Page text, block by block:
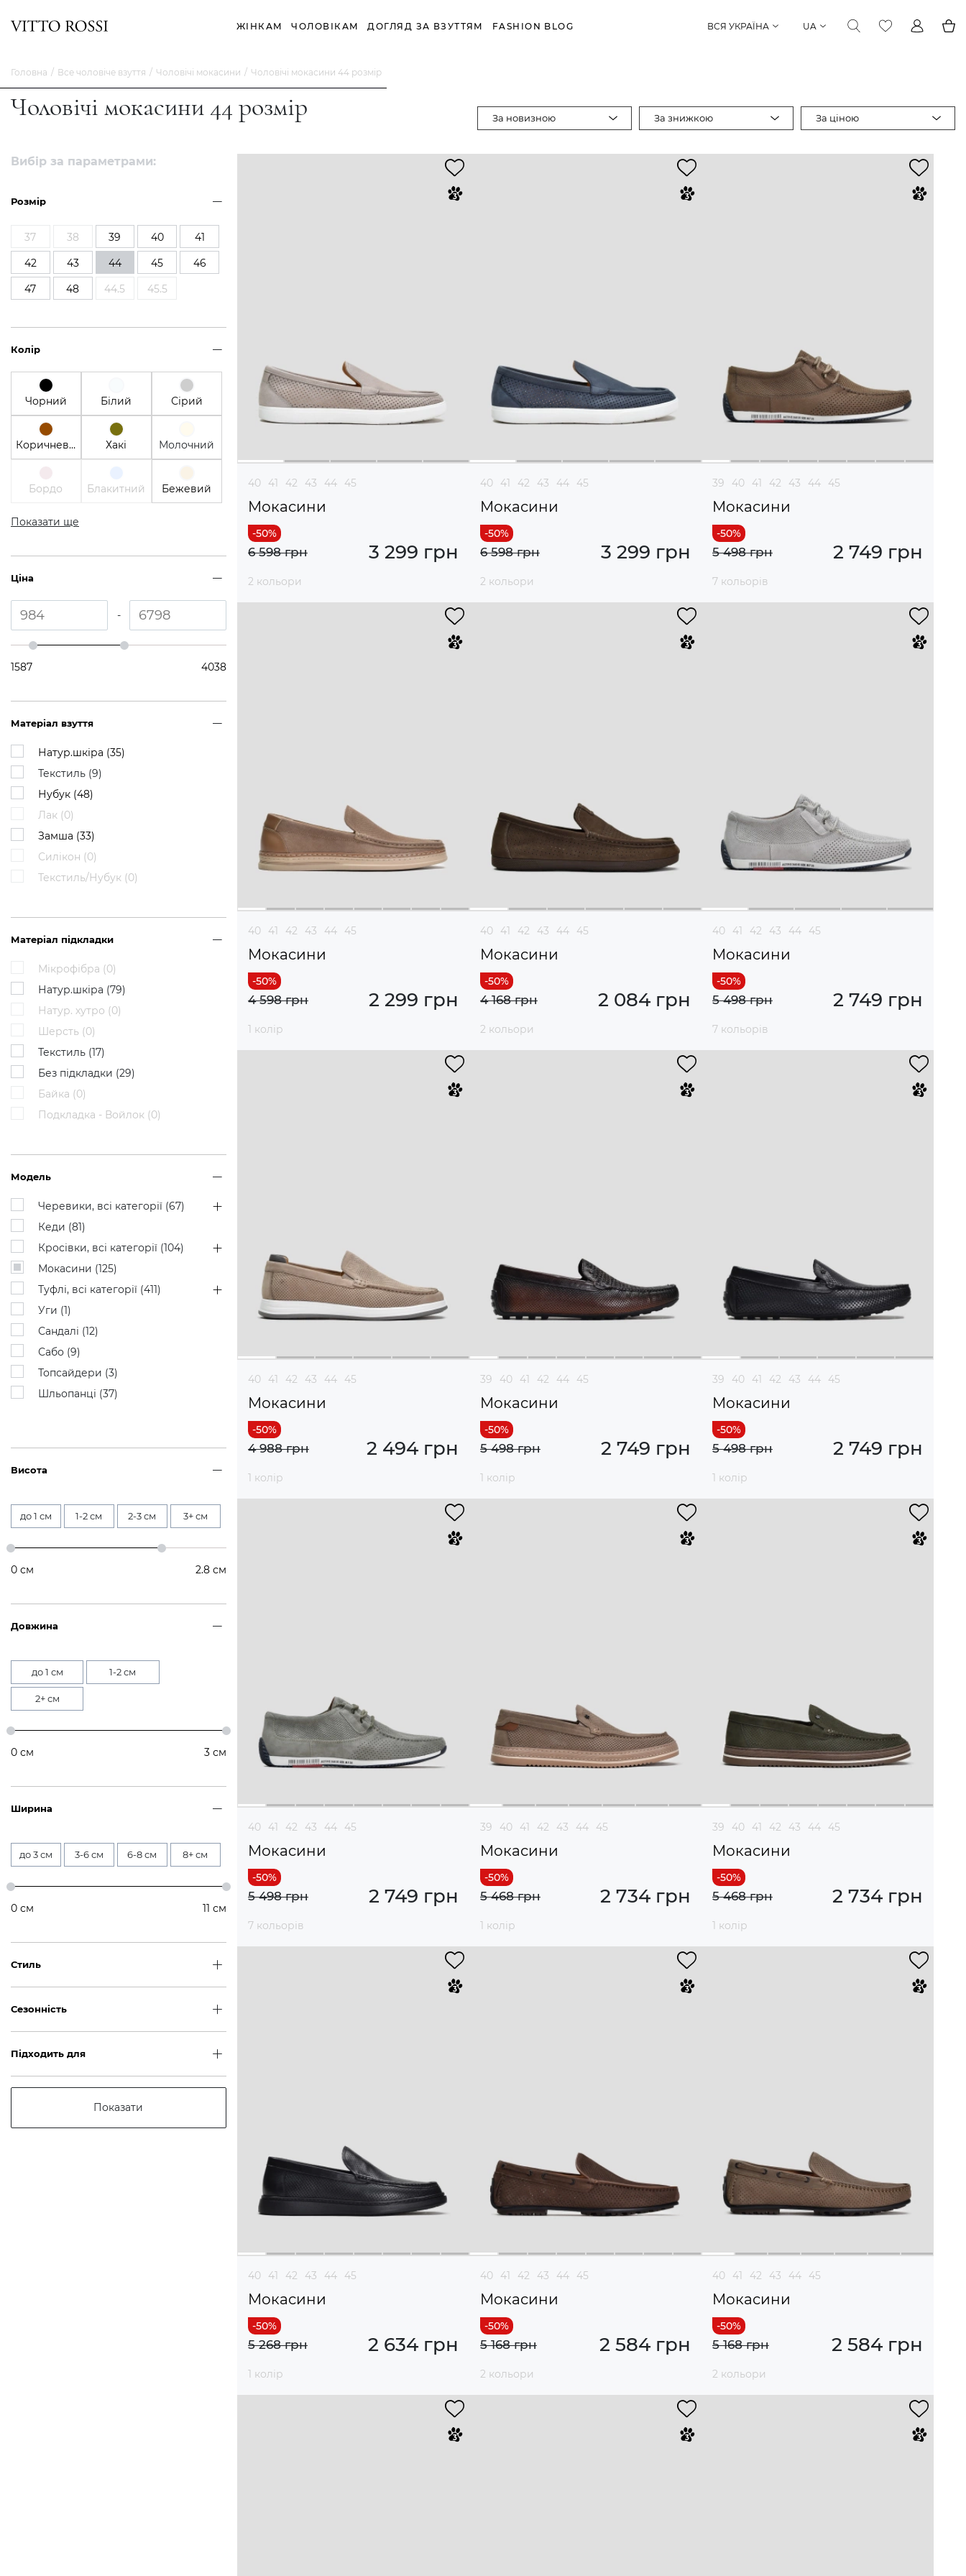
ЖІНКАМ ЧОЛОВІКАМ ДОГЛЯД ЗА ВЗУТТЯМ FASHION BLOG ВСЯ УКРАЇНА UA
Головна Все чоловіче взуття Чоловічі мокасини Чоловічі мокасини 44 розмір
Чоловічі мокасини 44 розмір За новизною За знижкою За ціною
Вибір за параметрами:
Розмір
37 38 39 40
41
42
43 44 45
46
47
48 44.5 45.5
Колір
Чорний Білий Сірий
Коричневий Хакі Молочний
Бордо Блакитний Бежевий
Показати ще
Ціна
-
1587 4038
Матеріал взуття
Натур.шкіра (35)
Текстиль (9)
Нубук (48)
Лак (0)
Замша (33)
Силікон (0)
Текстиль/Нубук (0)
Матеріал підкладки
Мікрофібра (0)
Натур.шкіра (79)
Натур. хутро (0)
Шерсть (0)
Текстиль (17)
Без підкладки (29)
Байка (0)
Подкладка - Войлок (0)
Модель
Черевики, всі категорії (67)
Кеди (81)
Кросівки, всі категорії (104)
Мокасини (125)
Туфлі, всі категорії (411)
Уги (1)
Сандалі (12)
Сабо (9)
Топсайдери (3)
Шльопанці (37)
Висота
до 1 см 1-2 см 2-3 см 3+ см
0 см 2.8 см
Довжина
до 1 см 1-2 см
2+ см
0 см 3 см
Ширина
до 3 см 3-6 см 6-8 см 8+ см
0 см 11 см
Стиль
Сезонність
Підходить для
Показати
40 41 42 43 44 45
Мокасини
3 299 грн
6 598 грн
2 кольори
40 41 42 43 44 45
Мокасини
3 299 грн
6 598 грн
2 кольори
39 40 41 42 43 44 45
Мокасини
2 749 грн
5 498 грн
7 кольорів
40 41 42 43 44 45
Мокасини
2 299 грн
4 598 грн
1 колір
40 41 42 43 44 45
Мокасини
2 084 грн
4 168 грн
2 кольори
40 41 42 43 44 45
Мокасини
2 749 грн
5 498 грн
7 кольорів
40 41 42 43 44 45
Мокасини
2 494 грн
4 988 грн
1 колір
39 40 41 42 44 45
Мокасини
2 749 грн
5 498 грн
1 колір
39 40 41 42 43 44 45
Мокасини
2 749 грн
5 498 грн
1 колір
40 41 42 43 44 45
Мокасини
2 749 грн
5 498 грн
7 кольорів
39 40 41 42 43 44 45
Мокасини
2 734 грн
5 468 грн
1 колір
39 40 41 42 43 44 45
Мокасини
2 734 грн
5 468 грн
1 колір
40 41 42 43 44 45
Мокасини
2 634 грн
5 268 грн
1 колір
40 41 42 43 44 45
Мокасини
2 584 грн
5 168 грн
2 кольори
40 41 42 43 44 45
Мокасини
2 584 грн
5 168 грн
2 кольори